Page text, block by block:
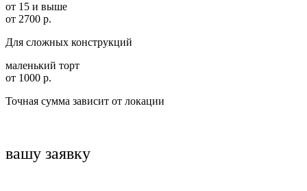
от 15 и выше
от 2700 р.
Для сложных конструкций
маленький торт
от 1000 р.
Точная сумма зависит от локации
вашу заявку